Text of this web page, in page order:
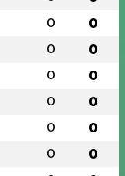
0 0
0 0
0 0
0 0
0 0
0 0